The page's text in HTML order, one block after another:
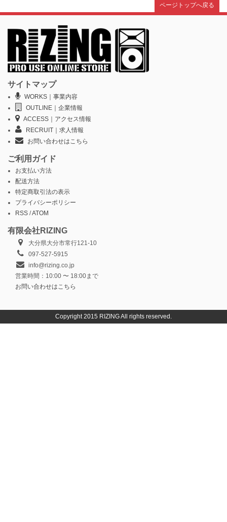
ページトップへ戻る
サイトマップ
WORKS｜事業内容
OUTLINE｜企業情報
ACCESS｜アクセス情報
RECRUIT｜求人情報
お問い合わせはこちら
ご利用ガイド
お支払い方法
配送方法
特定商取引法の表示
プライバシーポリシー
RSS /ATOM
有限会社RIZING
大分県大分市常行121-10
097-527-5915
info@rizing.co.jp
営業時間：10:00 〜 18:00まで
お問い合わせはこちら
Copyright 2015 RIZING All rights reserved.